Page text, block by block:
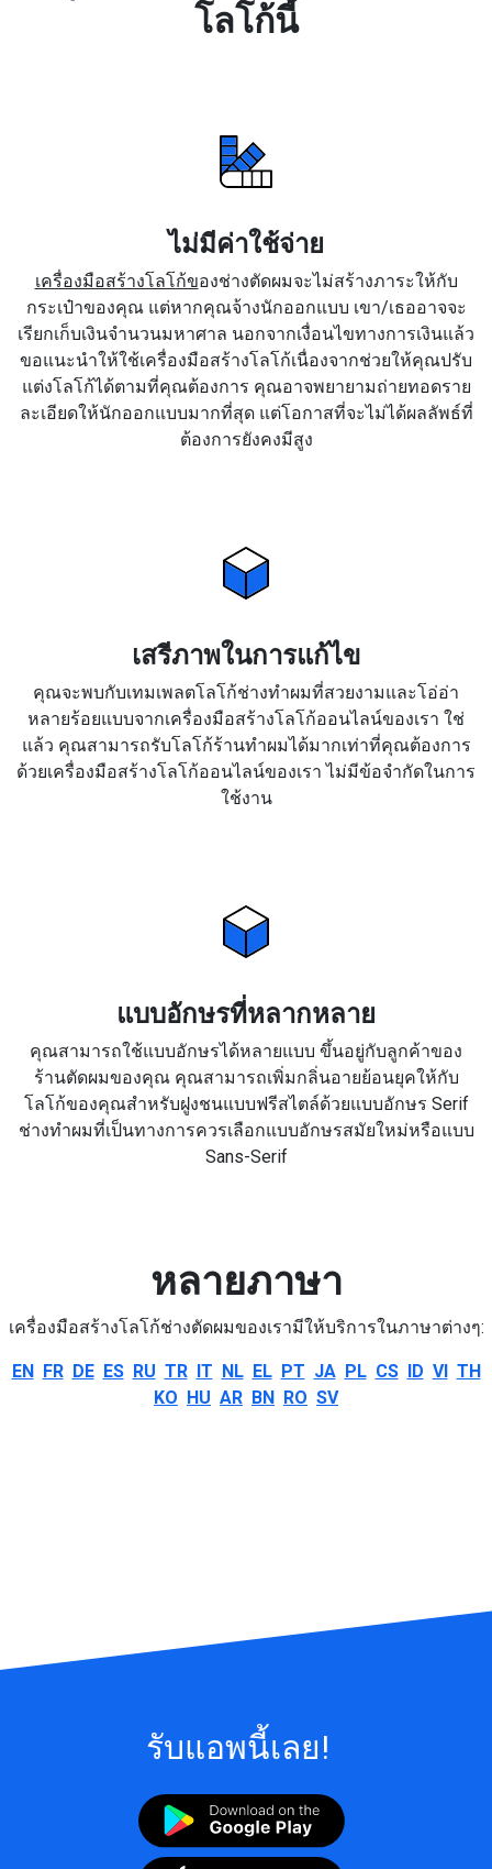
โลโก้นี้
ไม่มีค่าใช้จ่าย
เครื่องมือสร้างโลโก้ของช่างตัดผมจะไม่สร้างภาระให้กับ
กระเป๋าของคุณ แต่หากคุณจ้างนักออกแบบ เขา/เธออาจจะ
เรียกเก็บเงินจำนวนมหาศาล นอกจากเงื่อนไขทางการเงินแล้ว
ขอแนะนำให้ใช้เครื่องมือสร้างโลโก้เนื่องจากช่วยให้คุณปรับ
แต่งโลโก้ได้ตามที่คุณต้องการ คุณอาจพยายามถ่ายทอดราย
ละเอียดให้นักออกแบบมากที่สุด แต่โอกาสที่จะไม่ได้ผลลัพธ์ที่
ต้องการยังคงมีสูง
เสรีภาพในการแก้ไข
คุณจะพบกับเทมเพลตโลโก้ช่างทำผมที่สวยงามและโอ่อ่า
หลายร้อยแบบจากเครื่องมือสร้างโลโก้ออนไลน์ของเรา ใช่
แล้ว คุณสามารถรับโลโก้ร้านทำผมได้มากเท่าที่คุณต้องการ
ด้วยเครื่องมือสร้างโลโก้ออนไลน์ของเรา ไม่มีข้อจำกัดในการ
ใช้งาน
แบบอักษรที่หลากหลาย
คุณสามารถใช้แบบอักษรได้หลายแบบ ขึ้นอยู่กับลูกค้าของ
ร้านตัดผมของคุณ คุณสามารถเพิ่มกลิ่นอายย้อนยุคให้กับ
โลโก้ของคุณสำหรับฝูงชนแบบฟรีสไตล์ด้วยแบบอักษร Serif
ช่างทำผมที่เป็นทางการควรเลือกแบบอักษรสมัยใหม่หรือแบบ
Sans-Serif
หลายภาษา
เครื่องมือสร้างโลโก้ช่างตัดผมของเรามีให้บริการในภาษาต่างๆ:
EN FR DE ES RU TR IT NL EL PT JA PL CS ID VI TH
KO HU AR BN RO SV
รับแอพนี้เลย!